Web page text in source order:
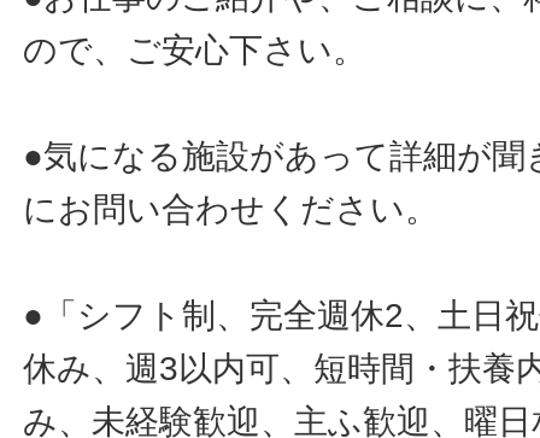
ので、ご安心下さい。
●気になる施設があって詳細が
にお問い合わせください。
●「シフト制、完全週休2、土日
休み、週3以内可、短時間・扶養
み、未経験歓迎、主ふ歓迎、曜